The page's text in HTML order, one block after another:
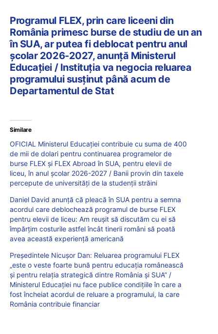
Programul FLEX, prin care liceeni din
România primesc burse de studiu de un an
în SUA, ar putea fi deblocat pentru anul
școlar 2026-2027, anunță Ministerul
Educației / Instituția va negocia reluarea
programului susținut până acum de
Departamentul de Stat
Similare
OFICIAL Ministerul Educației contribuie cu suma de 400
de mii de dolari pentru continuarea programelor de
burse FLEX și FLEX Abroad în SUA, pentru elevii de
liceu, în anul școlar 2026-2027 / Banii provin din taxele
percepute de universități de la studenții străini
Daniel David anunță că pleacă în SUA pentru a semna
acordul care deblochează programul de burse FLEX
pentru elevii de liceu: Am reușit să discutăm cu ei să
împărțim costurile astfel încât tinerii români să poată
avea această experiență americană
Președintele Nicușor Dan: Reluarea programului FLEX
„este o veste foarte bună pentru educația românească
și pentru relația strategică dintre România și SUA” /
Ministerul Educației nu face publice condițiile în care a
fost încheiat acordul de reluare a programului, la care
România contribuie financiar